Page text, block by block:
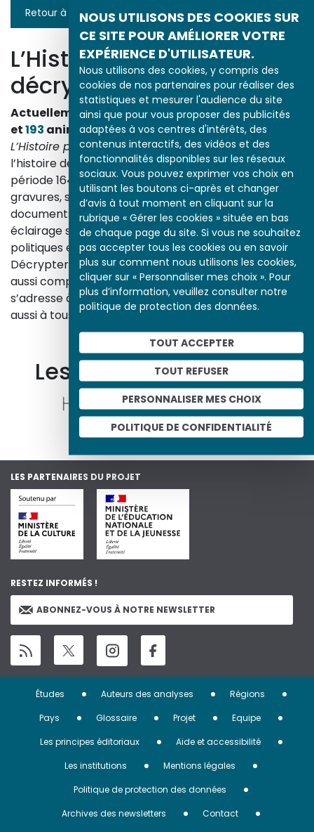
NOUS UTILISONS DES COOKIES SUR
CE SITE POUR AMÉLIORER VOTRE
EXPÉRIENCE D'UTILISATEUR.
Nous utilisons des cookies, y compris des
cookies de nos partenaires pour réaliser des
statistiques et mesurer l'audience du site
ainsi que pour vous proposer des publicités
adaptées à vos centres d'intérêts, des
contenus interactifs, des vidéos et des
fonctionnalités disponibles sur les réseaux
sociaux. Vous pouvez exprimer vos choix en
utilisant les boutons ci-après et changer
d’avis à tout moment en cliquant sur la
rubrique « Gérer les cookies » située en bas
de chaque page du site. Si vous ne souhaitez
pas accepter tous les cookies ou en savoir
plus sur comment nous utilisons les cookies,
cliquer sur « Personnaliser mes choix ». Pour
plus d’information, veuillez consulter notre
politique de protection des données.
TOUT ACCEPTER
TOUT REFUSER
PERSONNALISER MES CHOIX
POLITIQUE DE CONFIDENTIALITÉ
Retour à la liste
L’Histoire par l’image
décrypte l’histoire
Actuellement en ligne3153œuvres,1748études
et193 animations.
L’Histoire par l’image explore les événements de
l’histoire de France et les évolutions majeures de la
période 1643-1945. À travers des peintures, dessins,
gravures, sculptures, photographies, affiches,
documents d’archives, nos études proposent un
éclairage sur les réalités sociales, économiques,
politiques et culturelles d’une époque.
Décrypter les images et les événements d’hier, c’est
aussi comprendre ceux d’aujourd’hui. Un site qui
s’adresse à tous, famille, enseignants, élèves… mais
aussi à tous les curieux, amateurs d’art et d’histoire.
En savoir plus sur le projet
Les autres ressources
LES PARTENAIRES DU PROJET
RESTEZ INFORMÉS !
ABONNEZ-VOUS À NOTRE NEWSLETTER
Menu
Pied
page
Études Auteurs des analyses
Régions
Pays
Glossaire Projet
Equipe
Les principes éditoriaux
Aide et accessibilité
Les institutions
Mentions légales
Politique de protection des données
Archives des newsletters
Contact